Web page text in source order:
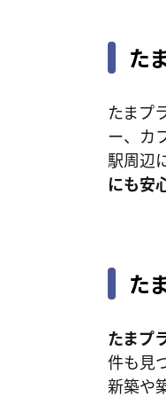
た
たまプ
ー、カ
駅周辺
にも安
た
たまプ
件も見
新築や